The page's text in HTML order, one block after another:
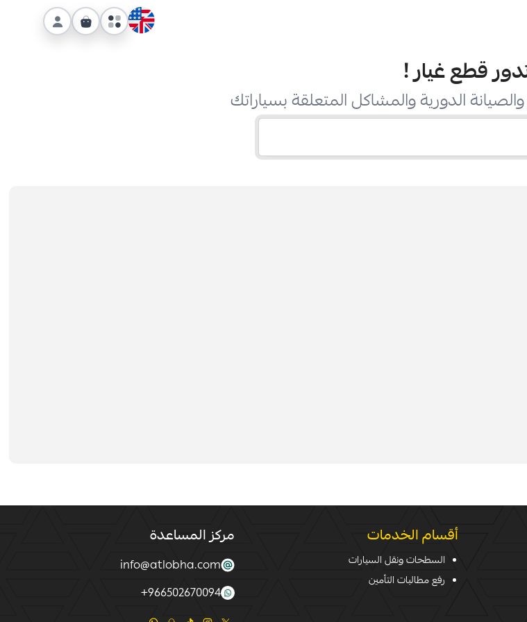
قطع غيار!
الدورية والمشاكل المتعلقة بسياراتك
أقسام الخدمات
السطحات ونقل السيارات
رفع مطالبات التأمين
مركز المساعدة
info@atlobha.com
966502670094
+